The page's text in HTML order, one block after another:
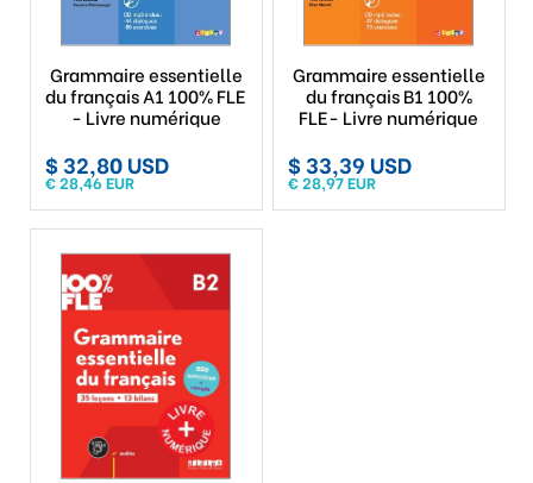
Grammaire essentielle
du français A1 100% FLE
- Livre numérique
$ 32,80 USD
€ 28,46 EUR
Grammaire essentielle
du français B1 100%
FLE- Livre numérique
$ 33,39 USD
€ 28,97 EUR